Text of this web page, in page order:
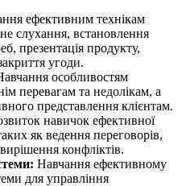
ефективним технікам
слухання, встановлення
презентація продукту,
угоди.
особливостям
перевагам та недолікам, а
представлення клієнтам.
навичок ефективної
як ведення переговорів,
конфліктів.
Навчання ефективному
для управління